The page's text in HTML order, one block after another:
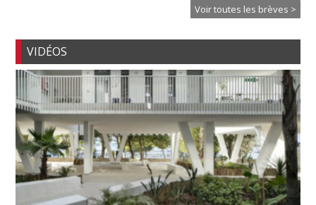
Voir toutes les brèves >
VIDÉOS